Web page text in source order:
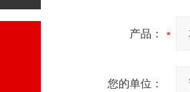
产品：
您的单位：